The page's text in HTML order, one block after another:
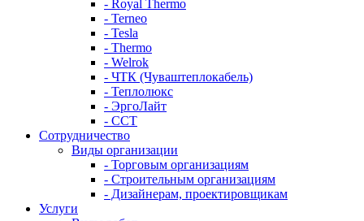
- Royal Thermo
- Terneo
- Tesla
- Thermo
- Welrok
- ЧТК (Чуваштеплокабель)
- Теплолюкс
- ЭргоЛайт
- ССТ
Сотрудничество
Виды организации
- Торговым организациям
- Строительным организациям
- Дизайнерам, проектировщикам
Услуги